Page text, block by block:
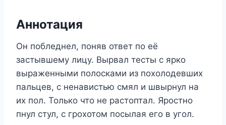
Аннотация
Он побледнел, поняв ответ по её
застывшему лицу. Вырвал тесты с ярко
выраженными полосками из похолодевших
пальцев, с ненавистью смял и швырнул на
их пол. Только что не растоптал. Яростно
пнул стул, с грохотом посылая его в угол.